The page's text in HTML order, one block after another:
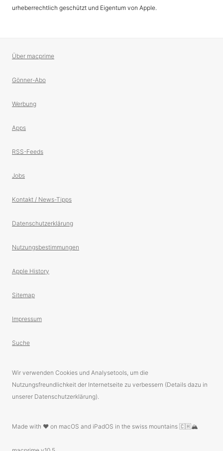
urheberrechtlich geschützt und Eigentum von Apple.
Über macprime
Gönner-Abo
Werbung
Apps
RSS-Feeds
Jobs
Kontakt / News-Tipps
Datenschutzerklärung
Nutzungsbestimmungen
Apple History
Sitemap
Impressum
Suche
Wir verwenden Cookies und Analysetools, um die
Nutzungsfreundlichkeit der Internetseite zu verbessern (Details dazu in
unserer Datenschutzerklärung).
Made with ❤️ on macOS and iPadOS in the swiss mountains 🇨🇭🏔